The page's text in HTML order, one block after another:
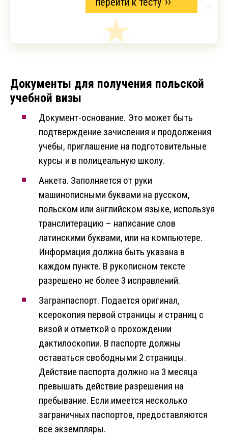
Документы для получения польской
учебной визы
Документ-основание. Это может быть
подтверждение зачисления и продолжения
учебы, приглашение на подготовительные
курсы и в полицеальную школу.
Анкета. Заполняется от руки
машинописными буквами на русском,
польском или английском языке, используя
транслитерацию – написание слов
латинскими буквами, или на компьютере.
Информация должна быть указана в
каждом пункте. В рукописном тексте
разрешено не более 3 исправлений.
Загранпаспорт. Подается оригинал,
ксерокопия первой страницы и страниц с
визой и отметкой о прохождении
дактилоскопии. В паспорте должны
оставаться свободными 2 страницы.
Действие паспорта должно на 3 месяца
превышать действие разрешения на
пребывание. Если имеется несколько
заграничных паспортов, предоставляются
все экземпляры.